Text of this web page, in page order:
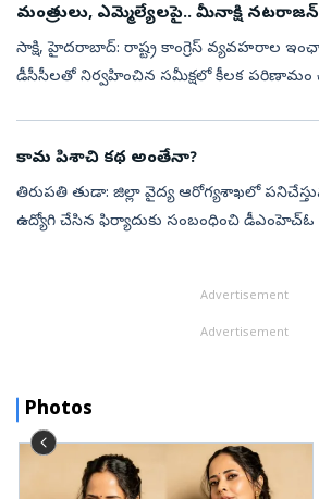
మంత్రులు, ఎమ్మెల్యేలపై.. మీనాక్షి
సాక్షి, హైదరాబాద్‌: రాష్ట్ర కాంగ్రెస్‌ వ్యవహరాల
డీసీసీలతో నిర్వహించిన సమీక్షలో కీలక పరిణామం
కామ పిశాచి కథ అంతేనా?
తిరుపతి తుడా: జిల్లా వైద్య ఆరోగ్యశాఖలో
ఉద్యోగి చేసిన ఫిర్యాదుకు సంబంధించి డీఎంహెచ్‌ఓ
Advertisement
Advertisement
Photos